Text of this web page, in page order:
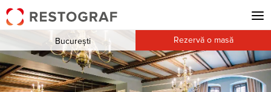
București Rezervă o masă